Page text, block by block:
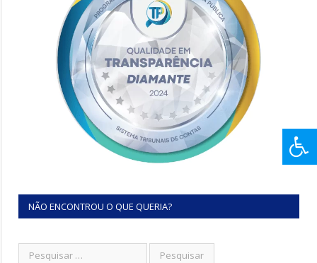
NÃO ENCONTROU O QUE QUERIA?